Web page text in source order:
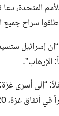
المتحدة،
سراح
إسرائيل
الإرهاب”.